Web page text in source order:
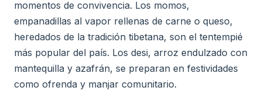
momentos de convivencia. Los momos,
empanadillas al vapor rellenas de carne o queso,
heredados de la tradición tibetana, son el tentempié
más popular del país. Los desi, arroz endulzado con
mantequilla y azafrán, se preparan en festividades
como ofrenda y manjar comunitario.